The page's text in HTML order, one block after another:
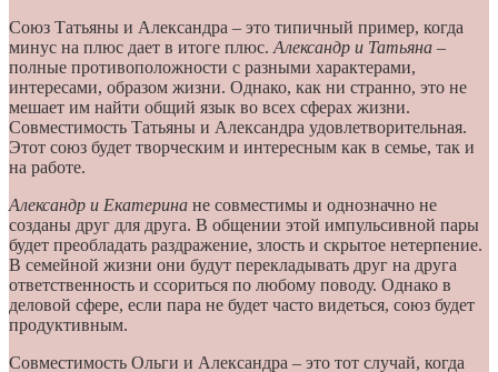
Союз Татьяны и Александра – это типичный пример, когда
минус на плюс дает в итоге плюс. Александр и Татьяна –
полные противоположности с разными характерами,
интересами, образом жизни. Однако, как ни странно, это не
мешает им найти общий язык во всех сферах жизни.
Совместимость Татьяны и Александра удовлетворительная.
Этот союз будет творческим и интересным как в семье, так и
на работе.
Александр и Екатерина не совместимы и однозначно не
созданы друг для друга. В общении этой импульсивной пары
будет преобладать раздражение, злость и скрытое нетерпение.
В семейной жизни они будут перекладывать друг на друга
ответственность и ссориться по любому поводу. Однако в
деловой сфере, если пара не будет часто видеться, союз будет
продуктивным.
Совместимость Ольги и Александра – это тот случай, когда